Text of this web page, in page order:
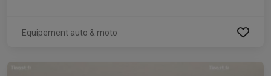
Equipement auto & moto